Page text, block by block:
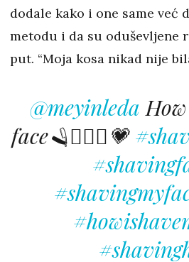
dodale kako i one same već
metodu i da su oduševljene
put. “Moja kosa nikad nije
@meyinleda
face🪒🧖🏼‍♀️💗